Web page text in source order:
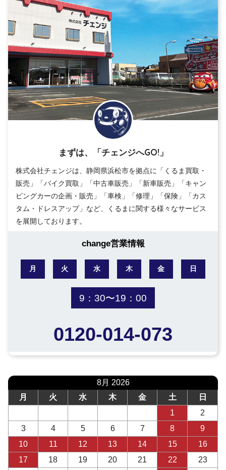
まずは、「チェンジへGO!」
株式会社チェンジは、静岡県浜松市を拠点に「くるま買取・
販売」「バイク買取」「中古車販売」「新車販売」「キャン
ピングカーの企画・販売」「車検」「修理」「保険」「カス
タム・ドレスアップ」など、くるまに関する様々なサービス
を展開しております。
change営業情報
月 火 水 木 金 日
9：30〜19：00
0120-014-073
8月 2026
月
火 水 木 金 土
日
1
2
3
4 5 6 7 8
9
10
11 12 13 14 15
16
17
18 19 20 21 22
23